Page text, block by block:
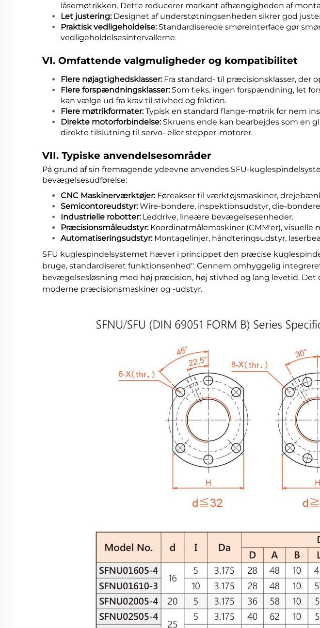
låsemøtrikken. Dette reducerer markant afhængigheden af
Let justering: Designet af understøtningsenheden sikrer god
Praktisk vedligeholdelse: Standardiserede smøreinterface gør
vedligeholdelsesintervallerne.
VI. Omfattende valgmuligheder og kompatibilitet
Flere nøjagtighedsklasser: Fra standard- til præcisionsklasser, der
Flere forspændningsklasser: Som f.eks. ingen forspændning, let
kan vælge ud fra krav til stivhed og friktion.
Flere møtrikformater:Typisk en standard flange-møtrik for nem
Direkte motorforbindelse: Skruens ende kan bearbejdes som en
direkte tilslutning til servo- eller stepper-motorer.
VII. Typiske anvendelsesområder
På grund af sin fremragende ydeevne anvendes SFU-
bevægelsesudførelse:
CNC Maskinerværktøjer: Føreakser til værktøjsmaskiner,
Semicontoreudstyr:Wire-bondere, inspektionsudstyr, die-
Industrielle robotter: Leddrive, lineære bevægelsesenheder.
Præcisionsmåleudstyr: Koordinatmålemaskiner (CMM'er), visuelle
Automatiseringsudstyr: Montagelinjer, håndteringsudstyr,
SFU kuglespindelsystemet hæver i princippet den præcise
bruge, standardiseret funktionsenhed". Gennem omhyggelig
bevægelsesløsning med høj præcision, høj stivhed og lang levetid.
moderne præcisionsmaskiner og -udstyr.